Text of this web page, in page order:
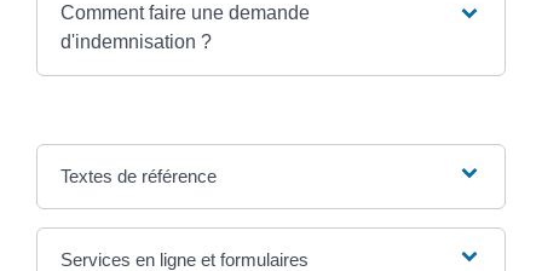
Comment faire une demande
d'indemnisation ?
Textes de référence
Services en ligne et formulaires